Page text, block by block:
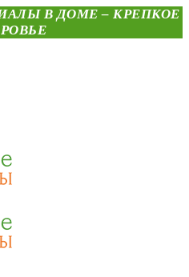
В ДОМЕ – КРЕПКОЕ